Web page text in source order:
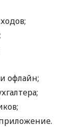
офлайн;